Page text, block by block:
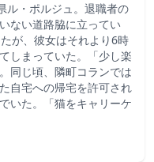
ル・ポルジュ。退職者の
ない道路脇に立ってい
が、彼女はそれより6時
しまっていた。「少し楽
同じ頃、隣町コランでは
自宅への帰宅を許可され
いた。「猫をキャリーケ